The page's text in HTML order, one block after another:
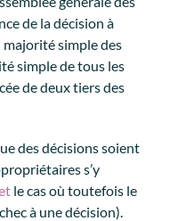
de la décision à
simple des
simple de tous les
de deux tiers des
des décisions soient
s’y
le cas où toutefois le
à une décision).